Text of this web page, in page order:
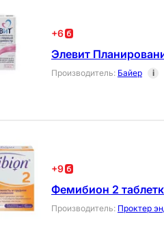
+6
Элевит
Производитель: Байер i
+9
Фемибион 2
Производитель: Проктер